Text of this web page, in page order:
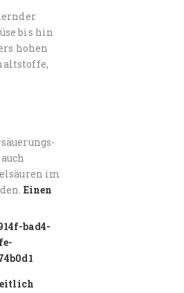
bis hin
hohen
im
Einen